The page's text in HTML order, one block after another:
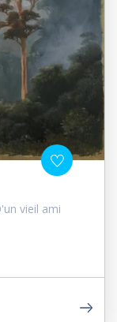
vieil ami